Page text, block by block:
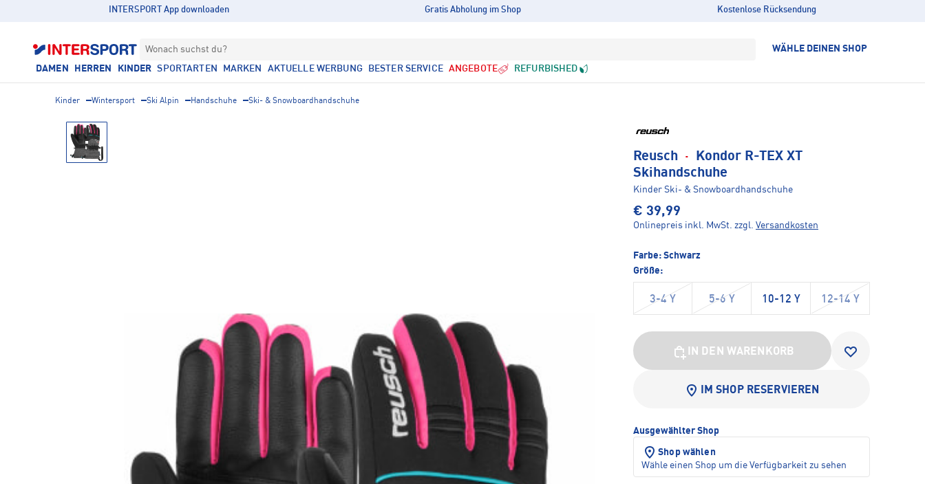
INTERSPORT App downloaden Gratis Abholung im Shop Kostenlose Rücksendung
Wonach suchst du? WÄHLE DEINEN SHOP
DAMEN HERREN KINDER SPORTARTEN MARKEN AKTUELLE WERBUNG BESTER SERVICE ANGEBOTE REFURBISHED
Kinder Wintersport Ski Alpin Handschuhe Ski- & Snowboardhandschuhe
Reusch ·
Kondor R-TEX XT
Skihandschuhe
Kinder Ski- & Snowboardhandschuhe
€ 39,99
Onlinepreis inkl. MwSt. zzgl. Versandkosten
Farbe: Schwarz
Größe:
3-4 Y 5-6 Y 10-12 Y 12-14 Y
IN DEN WARENKORB
IM SHOP RESERVIEREN
Ausgewählter Shop
Shop wählen
Wähle einen Shop um die Verfügbarkeit zu sehen